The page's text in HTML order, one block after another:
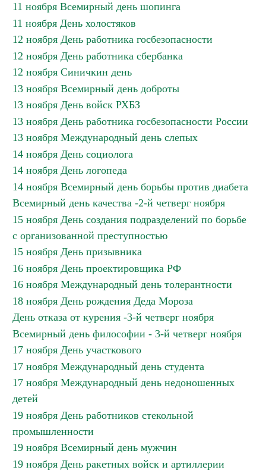
11 ноября Всемирный день шопинга
11 ноября День холостяков
12 ноября День работника госбезопасности
12 ноября День работника сбербанка
12 ноября Синичкин день
13 ноября Всемирный день доброты
13 ноября День войск РХБЗ
13 ноября День работника госбезопасности России
13 ноября Международный день слепых
14 ноября День социолога
14 ноября День логопеда
14 ноября Всемирный день борьбы против диабета
Всемирный день качества -2-й четверг ноября
15 ноября День создания подразделений по борьбе
с организованной преступностью
15 ноября День призывника
16 ноября День проектировщика РФ
16 ноября Международный день толерантности
18 ноября День рождения Деда Мороза
День отказа от курения -3-й четверг ноября
Всемирный день философии - 3-й четверг ноября
17 ноября День участкового
17 ноября Международный день студента
17 ноября Международный день недоношенных
детей
19 ноября День работников стекольной
промышленности
19 ноября Всемирный день мужчин
19 ноября День ракетных войск и артиллерии